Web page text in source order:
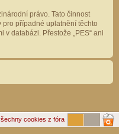
právo. Tato činnost
pro případné uplatnění těchto
databázi. Přestože „PES“ ani
cookies z fóra